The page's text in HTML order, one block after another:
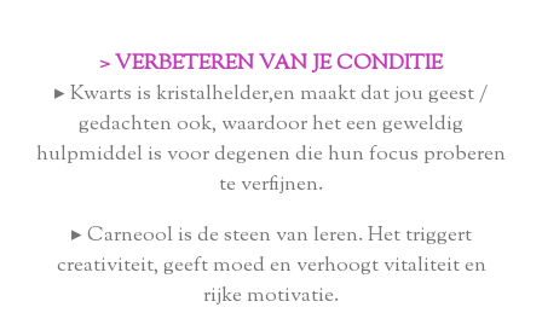
> VERBETEREN VAN JE CONDITIE
▸ Kwarts is kristalhelder,en maakt dat jou geest /
gedachten ook, waardoor het een geweldig
hulpmiddel is voor degenen die hun focus proberen
te verfijnen.
▸ Carneool is de steen van leren. Het triggert
creativiteit, geeft moed en verhoogt vitaliteit en
rijke motivatie.